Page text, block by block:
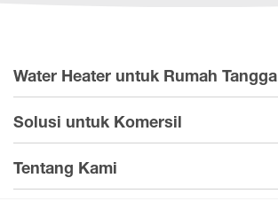
Water Heater untuk Rumah Tangga
Solusi untuk Komersil
Tentang Kami